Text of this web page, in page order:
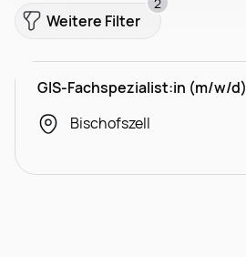
Weitere Filter
GIS-Fachspezialist:in (m/w/d)
Bischofszell